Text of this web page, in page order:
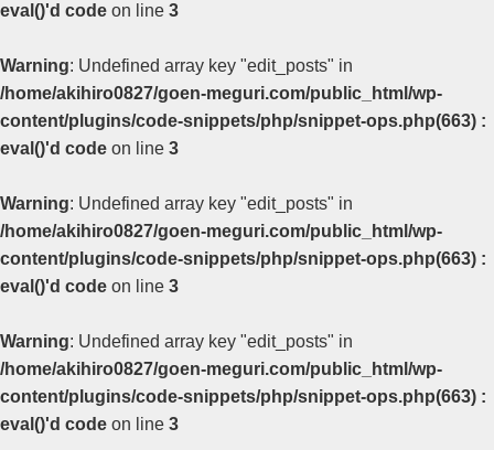
eval()'d code on line 3
Warning: Undefined array key "edit_posts" in
/home/akihiro0827/goen-meguri.com/public_html/wp-
content/plugins/code-snippets/php/snippet-ops.php(663) :
eval()'d code on line 3
Warning: Undefined array key "edit_posts" in
/home/akihiro0827/goen-meguri.com/public_html/wp-
content/plugins/code-snippets/php/snippet-ops.php(663) :
eval()'d code on line 3
Warning: Undefined array key "edit_posts" in
/home/akihiro0827/goen-meguri.com/public_html/wp-
content/plugins/code-snippets/php/snippet-ops.php(663) :
eval()'d code on line 3